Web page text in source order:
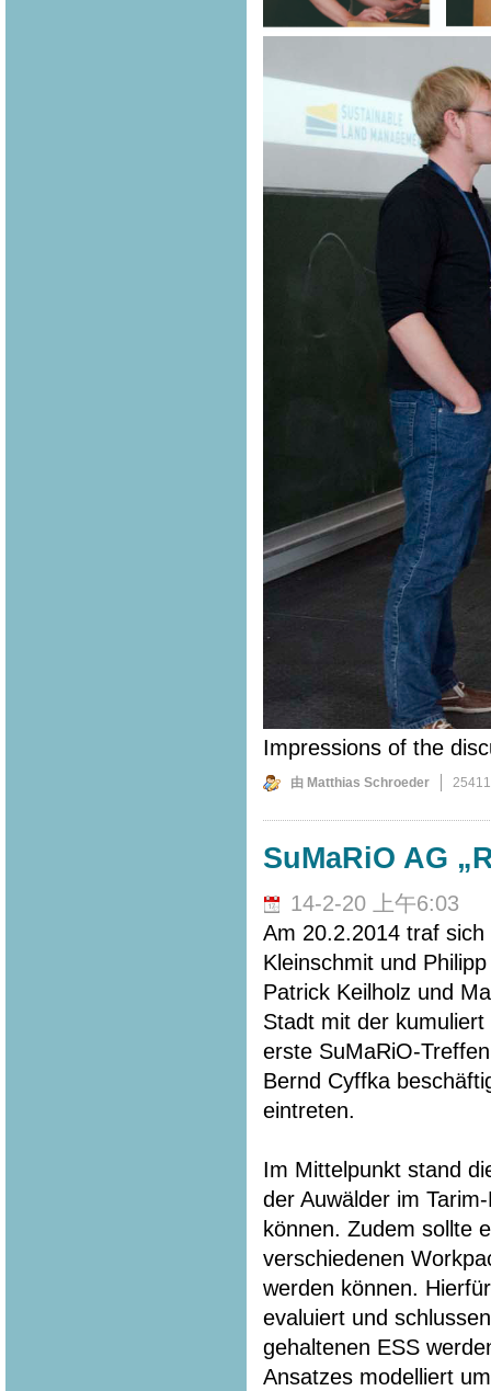
Impressions of the
由 Matthias Schroeder
SuMaRiO AG
14-2-20 上午6:03
Am 20.2.2014 traf sich
Kleinschmit und
Patrick Keilholz und
Stadt mit der
erste SuMaRiO-
Bernd Cyffka
eintreten.
Im Mittelpunkt stand
der Auwälder im
können. Zudem sollte
verschiedenen
werden können.
evaluiert und
gehaltenen ESS
Ansatzes modelliert